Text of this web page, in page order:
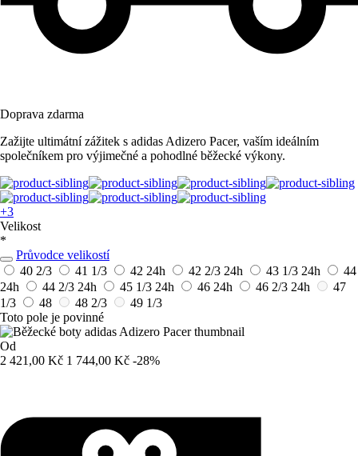
Doprava zdarma
Zažijte ultimátní zážitek s adidas Adizero Pacer, vaším ideálním
společníkem pro výjimečné a pohodlné běžecké výkony.
+3
Velikost
*
Průvodce velikostí
40 2/3
41 1/3 42 24h 42 2/3 24h 43 1/3 24h
44
24h
44 2/3 24h 45 1/3 24h 46 24h 46 2/3 24h
47
1/3
48 48 2/3
49 1/3
Toto pole je povinné
Od
2 421,00 Kč 1 744,00 Kč -28%